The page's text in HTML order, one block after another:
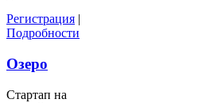
Регистрация
Подробности
Озеро
Стартап на